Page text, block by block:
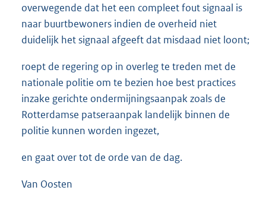
overwegende dat het een compleet fout signaal is
naar buurtbewoners indien de overheid niet
duidelijk het signaal afgeeft dat misdaad niet loont;
roept de regering op in overleg te treden met de
nationale politie om te bezien hoe best practices
inzake gerichte ondermijningsaanpak zoals de
Rotterdamse patseraanpak landelijk binnen de
politie kunnen worden ingezet,
en gaat over tot de orde van de dag.
Van Oosten